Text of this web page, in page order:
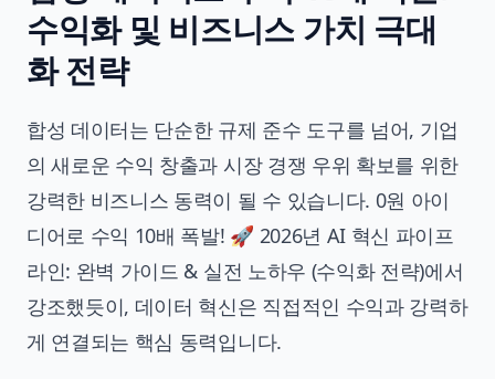
수익화 및 비즈니스 가치 극대
화 전략
합성 데이터는 단순한 규제 준수 도구를 넘어, 기업
의 새로운 수익 창출과 시장 경쟁 우위 확보를 위한
강력한 비즈니스 동력이 될 수 있습니다. 0원 아이
디어로 수익 10배 폭발! 🚀 2026년 AI 혁신 파이프
라인: 완벽 가이드 & 실전 노하우 (수익화 전략)에서
강조했듯이, 데이터 혁신은 직접적인 수익과 강력하
게 연결되는 핵심 동력입니다.